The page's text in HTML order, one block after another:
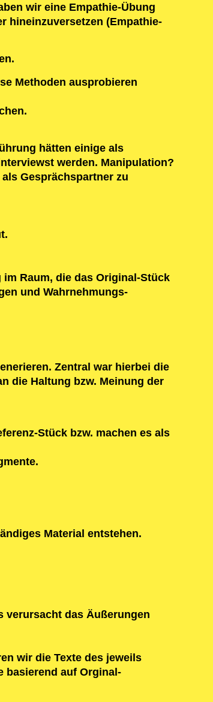
wir eine Empathie-Übung
hineinzuversetzen (Empathie-
Methoden ausprobieren
hätten einige als
werden. Manipulation?
Gesprächspartner zu
Raum, die das Original-Stück
und Wahrnehmungs-
Zentral war hierbei die
die Haltung bzw. Meinung der
Stück bzw. machen es als
Material entstehen.
verursacht das Äußerungen
wir die Texte des jeweils
basierend auf Orginal-